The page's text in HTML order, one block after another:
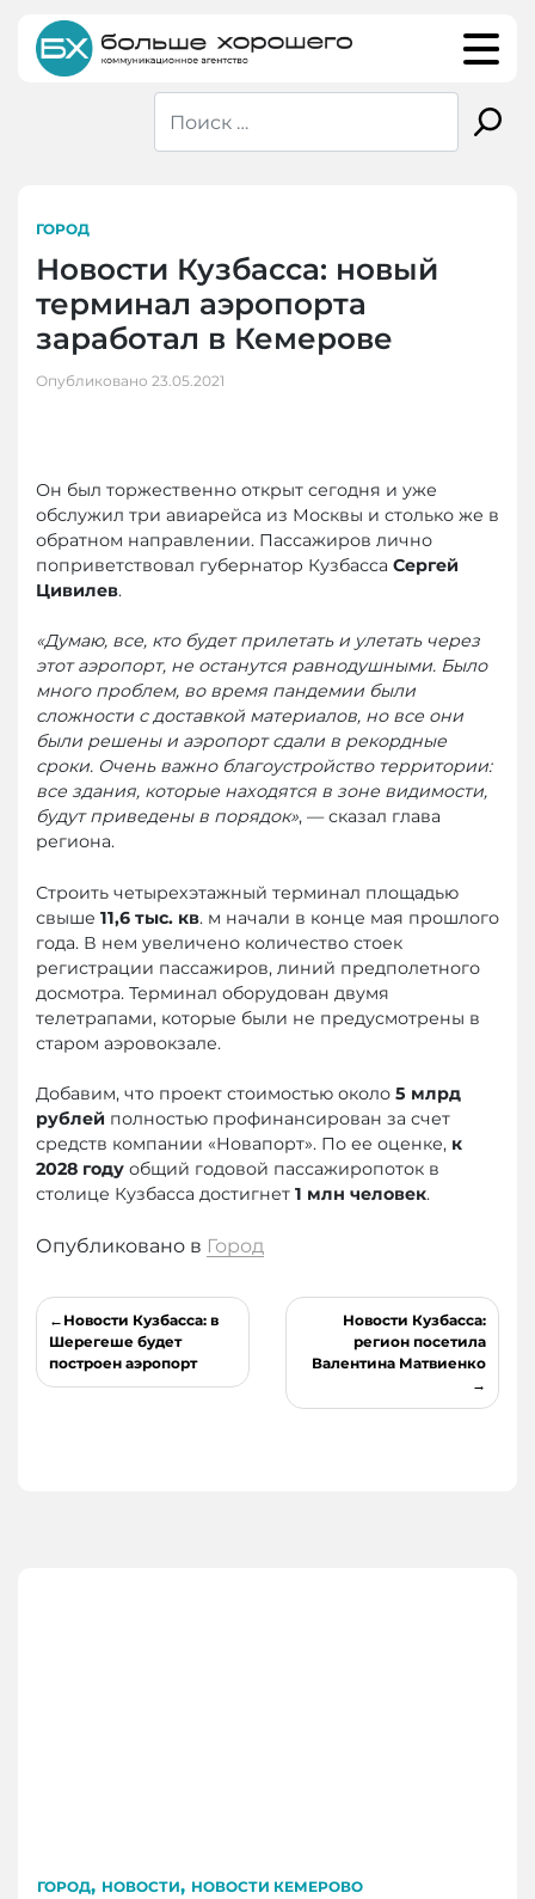
content
ГОРОД
Новости Кузбасса: новый
терминал аэропорта
заработал в Кемерове
Опубликовано 23.05.2021
Он был торжественно открыт сегодня и уже
обслужил три авиарейса из Москвы и столько же в
обратном направлении. Пассажиров лично
поприветствовал губернатор Кузбасса Сергей
Цивилев.
«Думаю, все, кто будет прилетать и улетать через
этот аэропорт, не останутся равнодушными. Было
много проблем, во время пандемии были
сложности с доставкой материалов, но все они
были решены и аэропорт сдали в рекордные
сроки. Очень важно благоустройство территории:
все здания, которые находятся в зоне видимости,
будут приведены в порядок», — сказал глава
региона.
Строить четырехэтажный терминал площадью
свыше 11,6 тыс. кв. м начали в конце мая прошлого
года. В нем увеличено количество стоек
регистрации пассажиров, линий предполетного
досмотра. Терминал оборудован двумя
телетрапами, которые были не предусмотрены в
старом аэровокзале.
Добавим, что проект стоимостью около 5 млрд
рублей полностью профинансирован за счет
средств компании «Новапорт». По ее оценке, к
2028 году общий годовой пассажиропоток в
столице Кузбасса достигнет 1 млн человек.
Опубликовано в Город
Навигация
по
записям
Новости Кузбасса: в
Шерегеше будет
построен аэропорт
Новости Кузбасса:
регион посетила
Валентина Матвиенко
ГОРОД, НОВОСТИ, НОВОСТИ КЕМЕРОВО